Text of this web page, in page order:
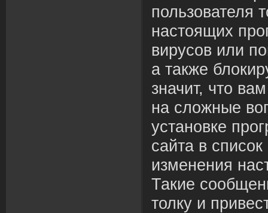
пользователя
настоящих
вирусов или
а также
значит, что
на сложные
установке
сайта в
изменения
Такие
толку и